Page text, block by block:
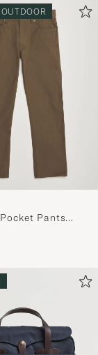
OUTDOOR
Pants